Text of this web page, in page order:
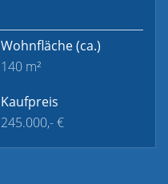
Wohnfläche(ca.)
140 m²
Kaufpreis
245.000,- €